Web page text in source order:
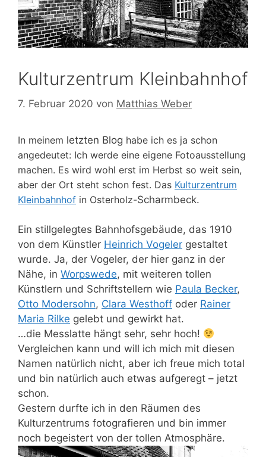
Kulturzentrum Kleinbahnhof
7. Februar 2020 von Matthias Weber
In meinem letzten Blog habe ich es ja schon
angedeutet: Ich werde eine eigene Fotoausstellung
machen. Es wird wohl erst im Herbst so weit sein,
aber der Ort steht schon fest. Das Kulturzentrum
Kleinbahnhof in Osterholz-Scharmbeck.
Ein stillgelegtes Bahnhofsgebäude, das 1910
von dem Künstler Heinrich Vogeler gestaltet
wurde. Ja, der Vogeler, der hier ganz in der
Nähe, in Worpswede, mit weiteren tollen
Künstlern und Schriftstellern wie Paula Becker,
Otto Modersohn, Clara Westhoff oder Rainer
Maria Rilke gelebt und gewirkt hat.
…die Messlatte hängt sehr, sehr hoch!
Vergleichen kann und will ich mich mit diesen
Namen natürlich nicht, aber ich freue mich total
und bin natürlich auch etwas aufgeregt – jetzt
schon.
Gestern durfte ich in den Räumen des
Kulturzentrums fotografieren und bin immer
noch begeistert von der tollen Atmosphäre.